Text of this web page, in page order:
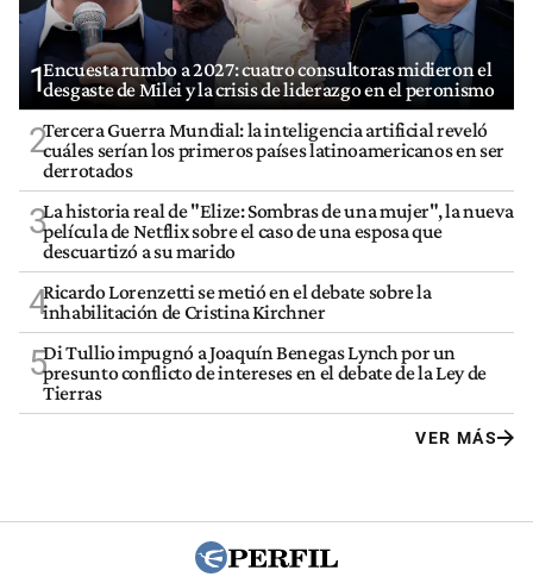
1Encuesta rumbo a 2027: cuatro consultoras midieron el
desgaste de Milei y la crisis de liderazgo en el peronismo
2Tercera Guerra Mundial: la inteligencia artificial reveló
cuáles serían los primeros países latinoamericanos en ser
derrotados
3La historia real de "Elize: Sombras de una mujer", la nueva
película de Netflix sobre el caso de una esposa que
descuartizó a su marido
4Ricardo Lorenzetti se metió en el debate sobre la
inhabilitación de Cristina Kirchner
5Di Tullio impugnó a Joaquín Benegas Lynch por un
presunto conflicto de intereses en el debate de la Ley de
Tierras
VER MÁS